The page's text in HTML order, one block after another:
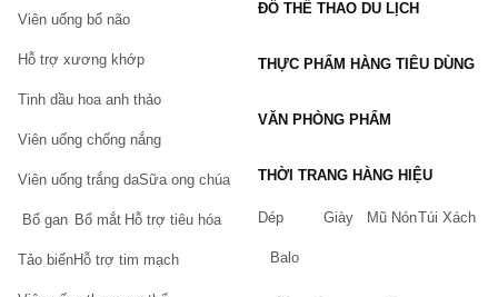
Viên uống bổ não
Hỗ trợ xương khớp
Tinh dầu hoa anh thảo
Viên uống chống nắng
Viên uống trắng daSữa ong chúa
Bổ gan Bổ mắt Hỗ trợ tiêu hóa
Tảo biểnHỗ trợ tim mạch
ĐỒ THỂ THAO DU LỊCH
THỰC PHẨM HÀNG TIÊU DÙNG
VĂN PHÒNG PHẨM
THỜI TRANG HÀNG HIỆU
Dép Giày Mũ NónTúi Xách
Balo